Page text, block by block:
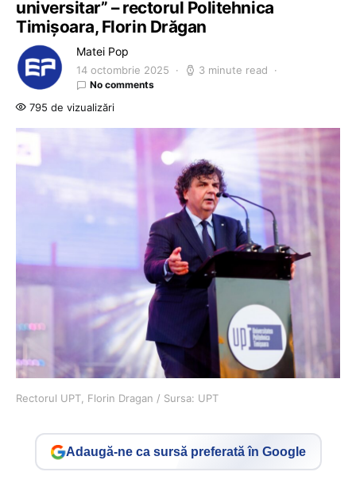
universitar” – rectorul Politehnica
Timișoara, Florin Drăgan
Matei Pop
14 octombrie 2025 3 minute read
No comments
795 de vizualizări
Rectorul UPT, Florin Dragan / Sursa: UPT
Adaugă-ne ca sursă preferată în Google